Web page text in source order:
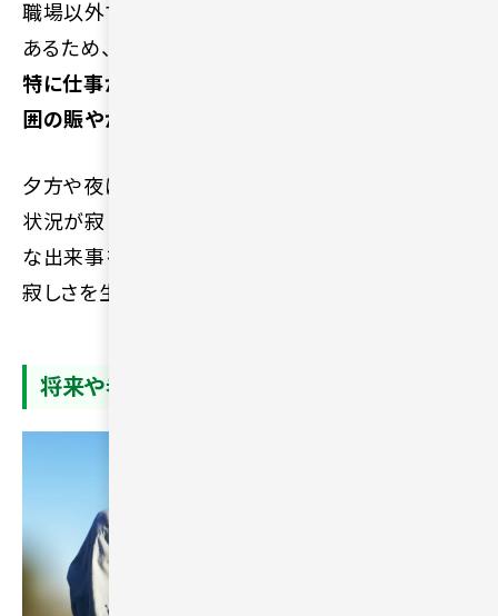
職場以外で他者と接する機会が少なくなる場合が
あるため、社会的なつながりが薄く感じられます。
特に仕事がない休日や季節のイベント時には、周
囲の賑やかさと比較して孤独感を抱きやすいです。
夕方や夜に帰宅した際、自宅に話し相手がいない
状況が寂しさをいっそう強くさせます。日常の些細
な出来事を共有できる相手がいない環境は、心に
寂しさを生み出す要因です。
将来や老後への不安が大きくなるため